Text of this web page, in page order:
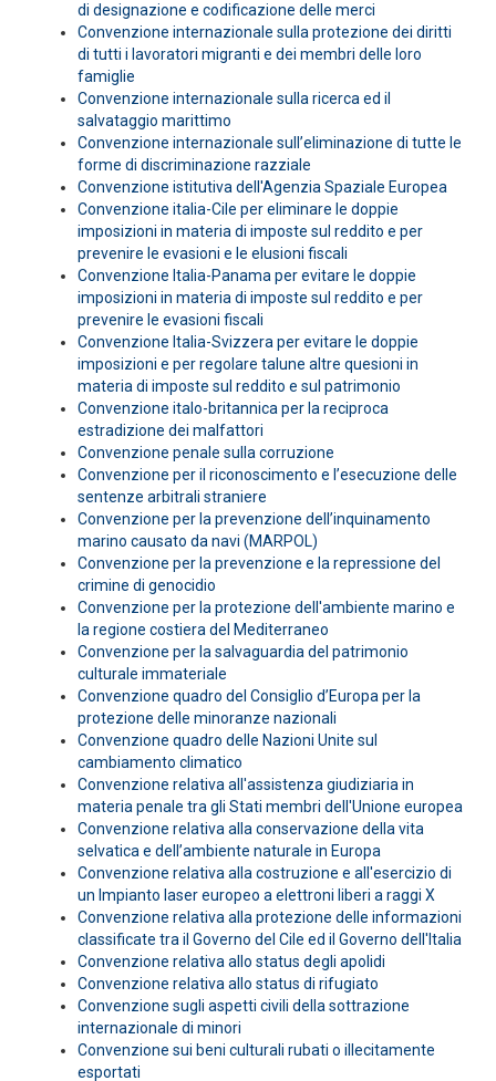
di designazione e codificazione delle merci
Convenzione internazionale sulla protezione dei diritti
di tutti i lavoratori migranti e dei membri delle loro
famiglie
Convenzione internazionale sulla ricerca ed il
salvataggio marittimo
Convenzione internazionale sull’eliminazione di tutte le
forme di discriminazione razziale
Convenzione istitutiva dell'Agenzia Spaziale Europea
Convenzione italia-Cile per eliminare le doppie
imposizioni in materia di imposte sul reddito e per
prevenire le evasioni e le elusioni fiscali
Convenzione Italia-Panama per evitare le doppie
imposizioni in materia di imposte sul reddito e per
prevenire le evasioni fiscali
Convenzione Italia-Svizzera per evitare le doppie
imposizioni e per regolare talune altre quesioni in
materia di imposte sul reddito e sul patrimonio
Convenzione italo-britannica per la reciproca
estradizione dei malfattori
Convenzione penale sulla corruzione
Convenzione per il riconoscimento e l’esecuzione delle
sentenze arbitrali straniere
Convenzione per la prevenzione dell’inquinamento
marino causato da navi (MARPOL)
Convenzione per la prevenzione e la repressione del
crimine di genocidio
Convenzione per la protezione dell'ambiente marino e
la regione costiera del Mediterraneo
Convenzione per la salvaguardia del patrimonio
culturale immateriale
Convenzione quadro del Consiglio d’Europa per la
protezione delle minoranze nazionali
Convenzione quadro delle Nazioni Unite sul
cambiamento climatico
Convenzione relativa all'assistenza giudiziaria in
materia penale tra gli Stati membri dell'Unione europea
Convenzione relativa alla conservazione della vita
selvatica e dell’ambiente naturale in Europa
Convenzione relativa alla costruzione e all'esercizio di
un Impianto laser europeo a elettroni liberi a raggi X
Convenzione relativa alla protezione delle informazioni
classificate tra il Governo del Cile ed il Governo dell'Italia
Convenzione relativa allo status degli apolidi
Convenzione relativa allo status di rifugiato
Convenzione sugli aspetti civili della sottrazione
internazionale di minori
Convenzione sui beni culturali rubati o illecitamente
esportati